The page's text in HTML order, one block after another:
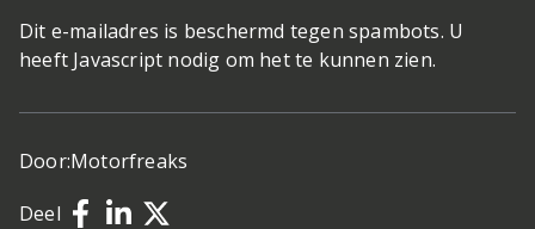
Dit e-mailadres is beschermd tegen spambots. U
heeft Javascript nodig om het te kunnen zien.
Door:Motorfreaks
Deel